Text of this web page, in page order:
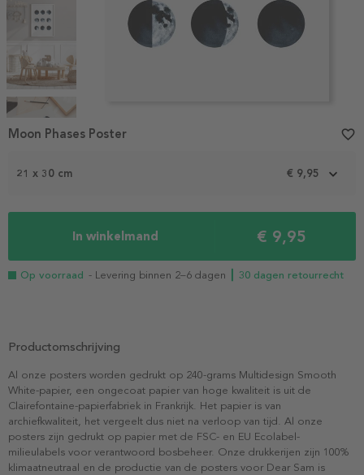
1
21 x 30 cm € 9,95
In winkelmand € 9,95
Op voorraad - Levering binnen 2–6 dagen ┃ 30 dagen retourrecht
Moon Phases Poster favorite_border
Productomschrijving
Al onze posters worden gedrukt op 240-grams Multidesign Smooth
White-papier, een ongecoat papier van hoge kwaliteit is uit de
Clairefontaine-papierfabriek in Frankrijk. Het papier is van
archiefkwaliteit, het vergeelt dus niet na verloop van tijd. Al onze
posters zijn gedrukt op papier met de FSC- en EU Ecolabel-
milieulabels voor verantwoord bosbeheer. Onze drukkerijen zijn 100%
klimaatneutraal en de productie van de posters voor Dear Sam is